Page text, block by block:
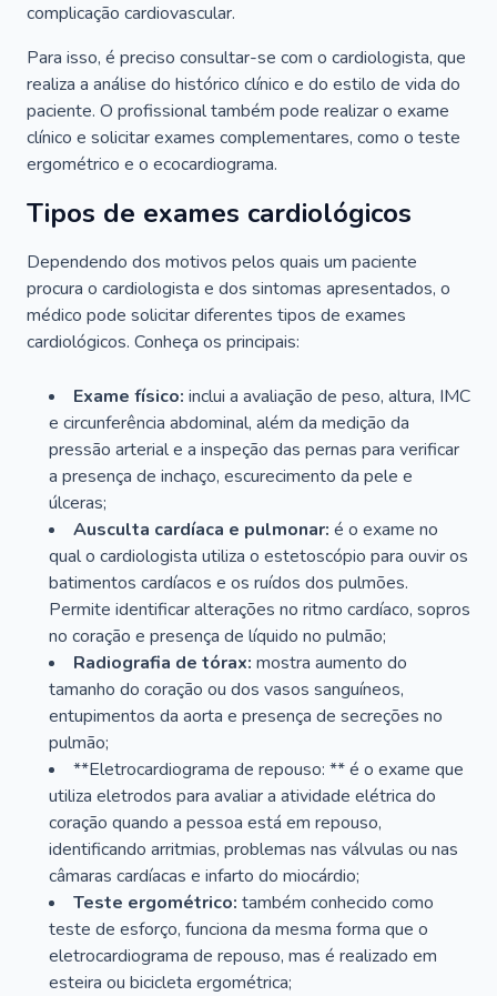
complicação cardiovascular.
Para isso, é preciso consultar-se com o cardiologista, que
realiza a análise do histórico clínico e do estilo de vida do
paciente. O profissional também pode realizar o exame
clínico e solicitar exames complementares, como o teste
ergométrico e o ecocardiograma.
Tipos de exames cardiológicos
Dependendo dos motivos pelos quais um paciente
procura o cardiologista e dos sintomas apresentados, o
médico pode solicitar diferentes tipos de exames
cardiológicos. Conheça os principais:
Exame físico: inclui a avaliação de peso, altura, IMC
e circunferência abdominal, além da medição da
pressão arterial e a inspeção das pernas para verificar
a presença de inchaço, escurecimento da pele e
úlceras;
Ausculta cardíaca e pulmonar: é o exame no
qual o cardiologista utiliza o estetoscópio para ouvir os
batimentos cardíacos e os ruídos dos pulmões.
Permite identificar alterações no ritmo cardíaco, sopros
no coração e presença de líquido no pulmão;
Radiografia de tórax: mostra aumento do
tamanho do coração ou dos vasos sanguíneos,
entupimentos da aorta e presença de secreções no
pulmão;
**Eletrocardiograma de repouso: ** é o exame que
utiliza eletrodos para avaliar a atividade elétrica do
coração quando a pessoa está em repouso,
identificando arritmias, problemas nas válvulas ou nas
câmaras cardíacas e infarto do miocárdio;
Teste ergométrico: também conhecido como
teste de esforço, funciona da mesma forma que o
eletrocardiograma de repouso, mas é realizado em
esteira ou bicicleta ergométrica;